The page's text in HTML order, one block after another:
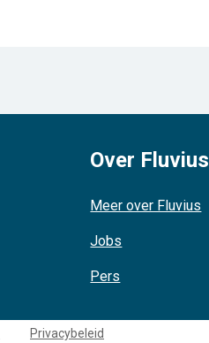
Over Fluvius
Meer over Fluvius
Jobs
Pers
Privacybeleid